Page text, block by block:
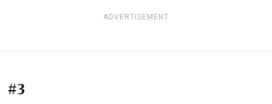
ADVERTISEMENT
#3